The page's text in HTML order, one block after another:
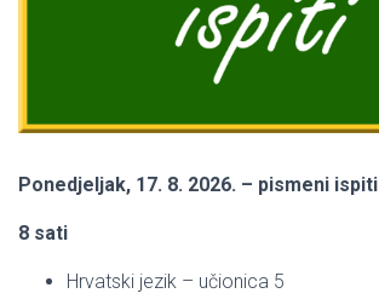
Ponedjeljak, 17. 8. 2026. – pismeni ispiti
8 sati
Hrvatski jezik – učionica 5